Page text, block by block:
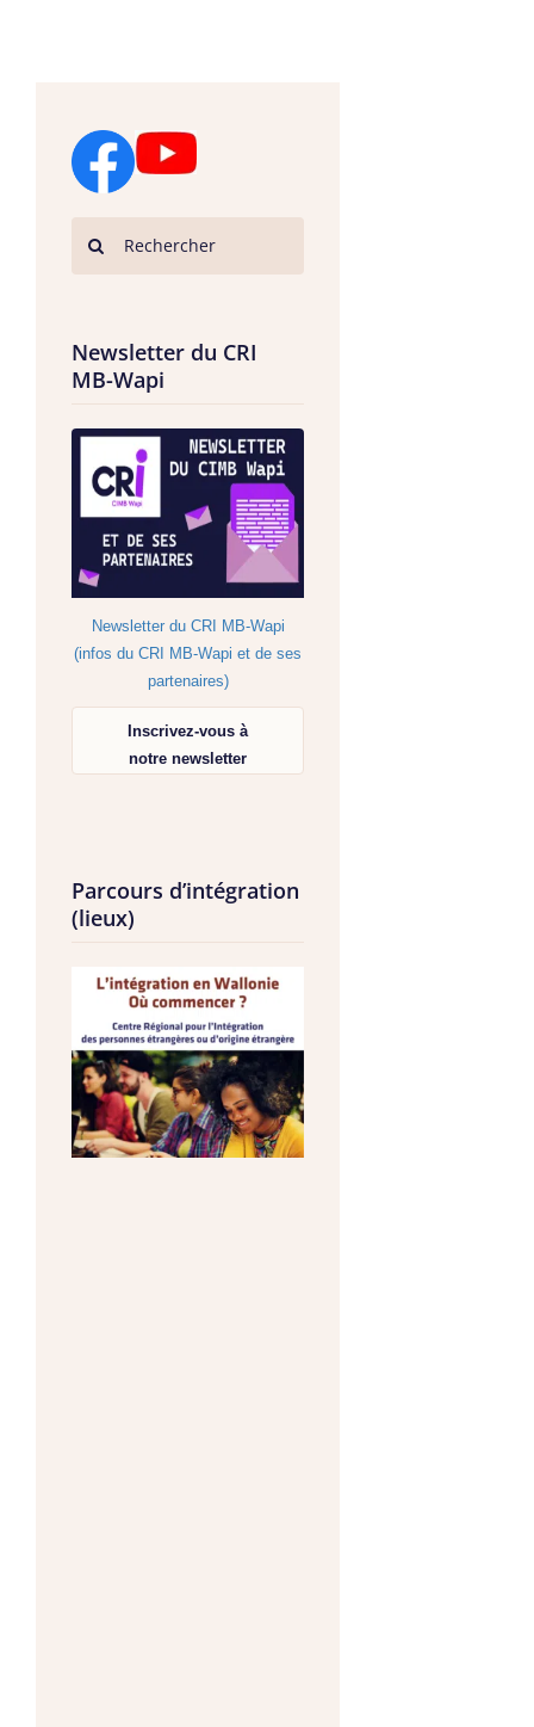
Newsletter du CRI
MB-Wapi
Newsletter du CRI MB-Wapi
(infos du CRI MB-Wapi et de ses
partenaires)
Inscrivez-vous à
notre newsletter
Parcours d’intégration
(lieux)